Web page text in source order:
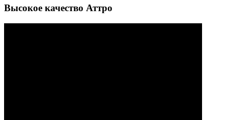
Высокое качество Аттро